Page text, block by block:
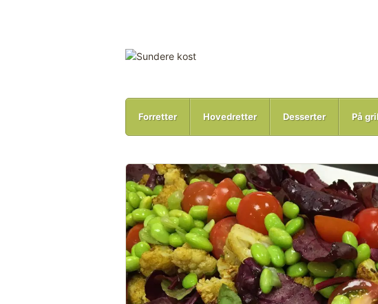
Forretter Hovedretter Desserter På